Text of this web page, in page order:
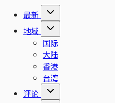
最新
地域
国际
大陆
香港
台湾
评论